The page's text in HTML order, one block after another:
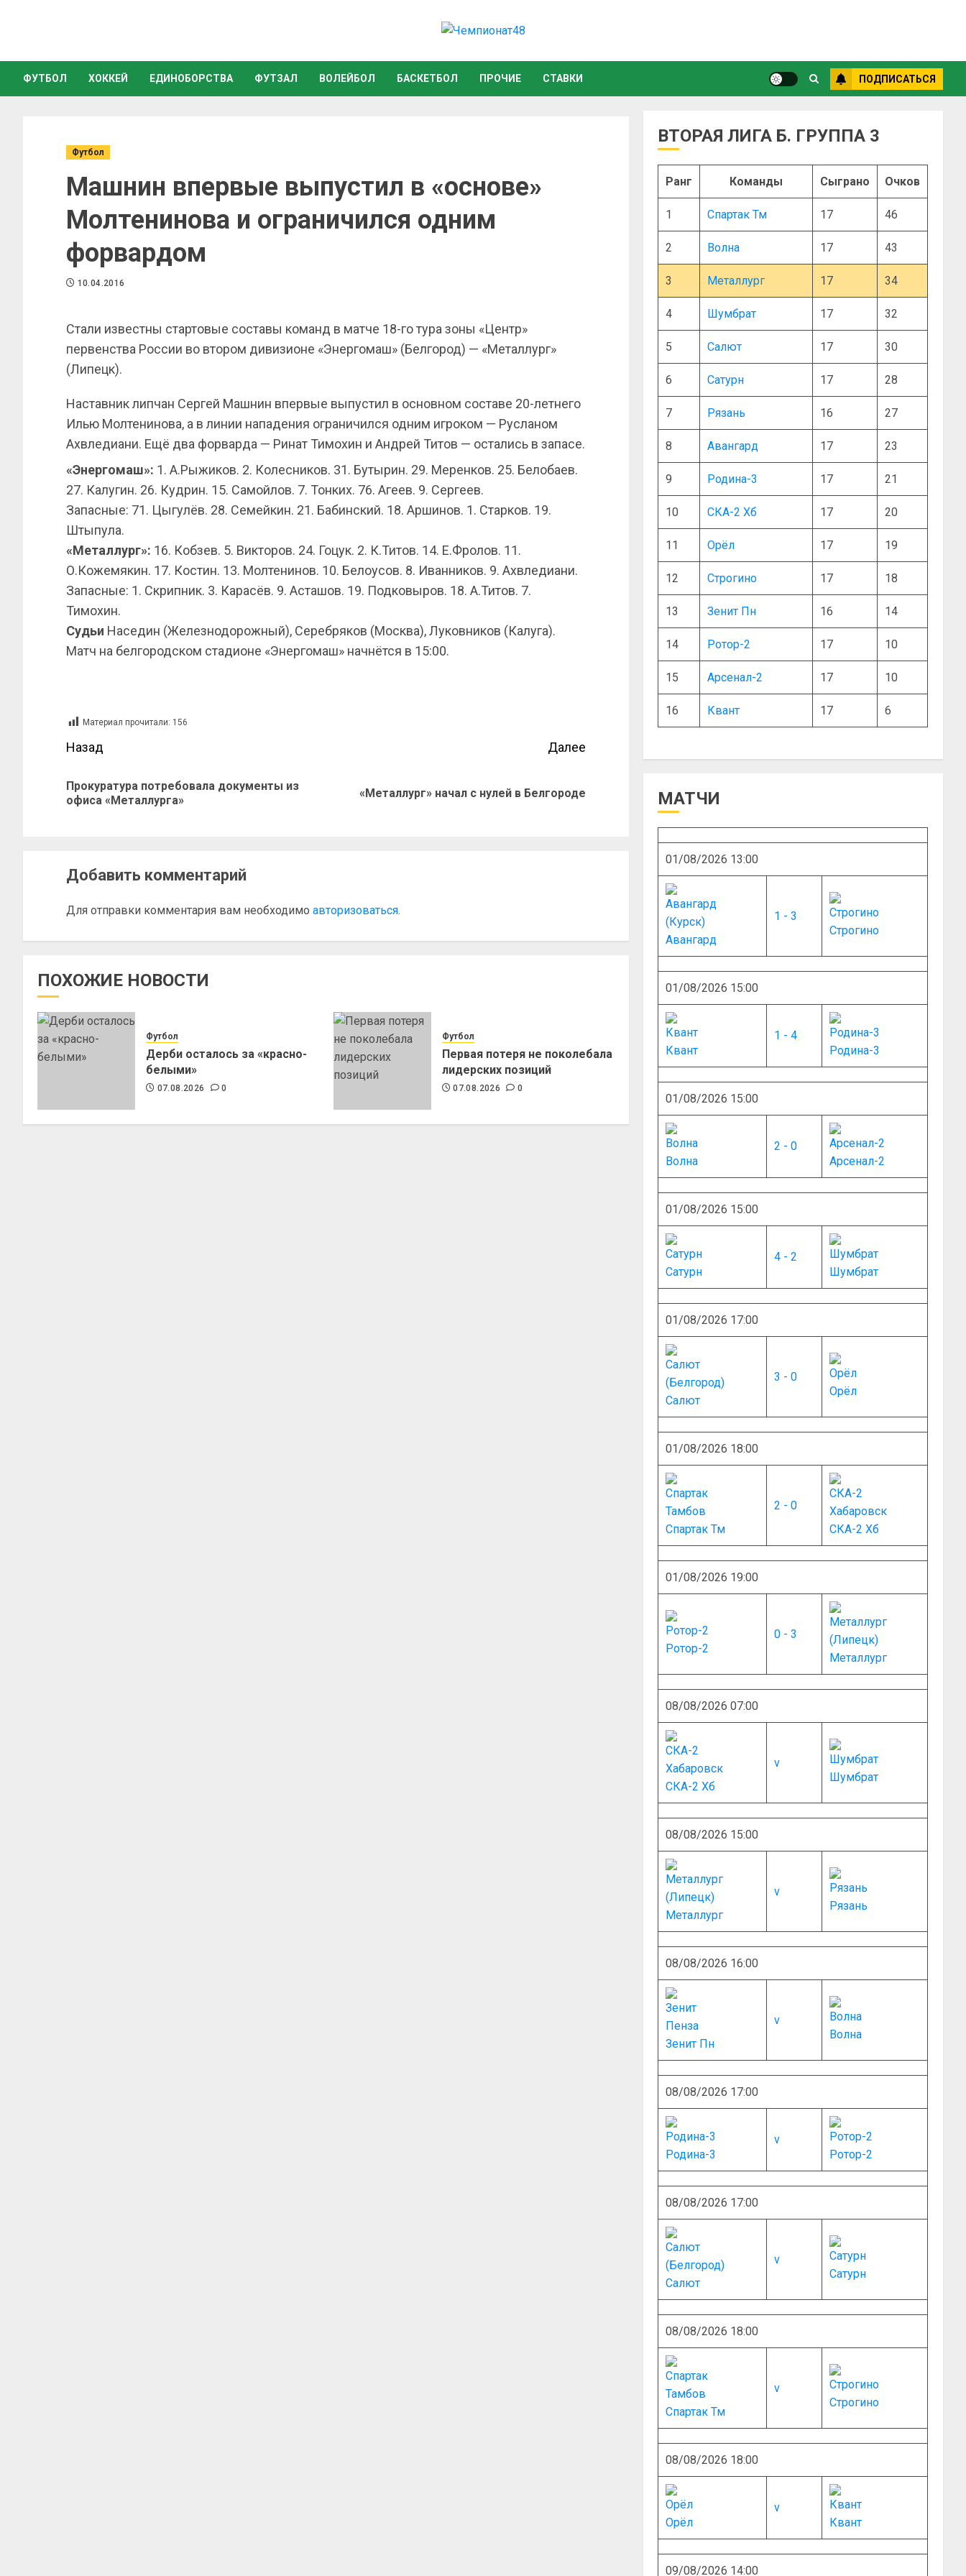
ФУТБОЛ ХОККЕЙ ЕДИНОБОРСТВА ФУТЗАЛ ВОЛЕЙБОЛ БАСКЕТБОЛ ПРОЧИЕ СТАВКИ ПОДПИСАТЬСЯ
Футбол
Машнин впервые выпустил в «основе»
Молтенинова и ограничился одним
форвардом
10.04.2016
Стали известны стартовые составы команд в матче 18-го тура зоны «Центр»
первенства России во втором дивизионе «Энергомаш» (Белгород) — «Металлург»
(Липецк).
Наставник липчан Сергей Машнин впервые выпустил в основном составе 20-летнего
Илью Молтенинова, а в линии нападения ограничился одним игроком — Русланом
Ахвледиани. Ещё два форварда — Ринат Тимохин и Андрей Титов — остались в запасе.
«Энергомаш»: 1. А.Рыжиков. 2. Колесников. 31. Бутырин. 29. Меренков. 25. Белобаев.
27. Калугин. 26. Кудрин. 15. Самойлов. 7. Тонких. 76. Агеев. 9. Сергеев.
Запасные: 71. Цыгулёв. 28. Семейкин. 21. Бабинский. 18. Аршинов. 1. Старков. 19.
Штыпула.
«Металлург»: 16. Кобзев. 5. Викторов. 24. Гоцук. 2. К.Титов. 14. Е.Фролов. 11.
О.Кожемякин. 17. Костин. 13. Молтенинов. 10. Белоусов. 8. Иванников. 9. Ахвледиани.
Запасные: 1. Скрипник. 3. Карасёв. 9. Асташов. 19. Подковыров. 18. А.Титов. 7.
Тимохин.
Судьи Наседин (Железнодорожный), Серебряков (Москва), Луковников (Калуга).
Матч на белгородском стадионе «Энергомаш» начнётся в 15:00.
Материал прочитали: 156
Назад
Прокуратура потребовала документы из
офиса «Металлурга»
Далее
«Металлург» начал с нулей в Белгороде
Добавить комментарий
Для отправки комментария вам необходимо авторизоваться.
ПОХОЖИЕ НОВОСТИ
Футбол
Дерби осталось за «красно-
белыми»
07.08.2026 0
Футбол
Первая потеря не поколебала
лидерских позиций
07.08.2026 0
ВТОРАЯ ЛИГА Б. ГРУППА 3
Ранг Команды Сыграно Очков
1 Спартак Тм 17 46
2 Волна 17 43
3 Металлург 17 34
4 Шумбрат 17 32
5 Салют 17 30
6 Сатурн 17 28
7 Рязань 16 27
8 Авангард 17 23
9 Родина-3 17 21
10 СКА-2 Хб 17 20
11 Орёл 17 19
12 Строгино 17 18
13 Зенит Пн 16 14
14 Ротор-2 17 10
15 Арсенал-2 17 10
16 Квант 17 6
МАТЧИ
01/08/2026 13:00
Авангард
1 - 3
Строгино
01/08/2026 15:00
Квант
1 - 4
Родина-3
01/08/2026 15:00
Волна
2 - 0
Арсенал-2
01/08/2026 15:00
Сатурн
4 - 2
Шумбрат
01/08/2026 17:00
Салют
3 - 0
Орёл
01/08/2026 18:00
Спартак Тм
2 - 0
СКА-2 Хб
01/08/2026 19:00
Ротор-2
0 - 3
Металлург
08/08/2026 07:00
СКА-2 Хб
v
Шумбрат
08/08/2026 15:00
Металлург
v
Рязань
08/08/2026 16:00
Зенит Пн
v
Волна
08/08/2026 17:00
Родина-3
v
Ротор-2
08/08/2026 17:00
Салют
v
Сатурн
08/08/2026 18:00
Спартак Тм
v
Строгино
08/08/2026 18:00
Орёл
v
Квант
09/08/2026 14:00